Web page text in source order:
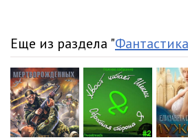
Еще из раздела "